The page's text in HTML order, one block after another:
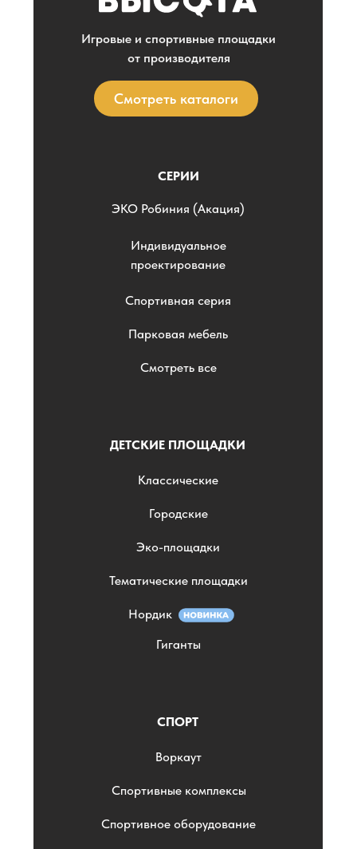
Смотреть каталоги
Игровые и спортивные площадки
от производителя
СЕРИИ
ЭKO Робиния (Акация)
Спортивная серия
Парковая мебель
Смотреть все
Индивидуальное
проектирование
ДЕТСКИЕ ПЛОЩАДКИ
Классические
Городские
Эко-площадки
Тематические площадки
Нордик
Гиганты
СПОРТ
Воркаут
Спортивные комплексы
Спортивное оборудование